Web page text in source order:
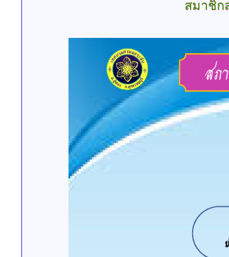
สมาชิก